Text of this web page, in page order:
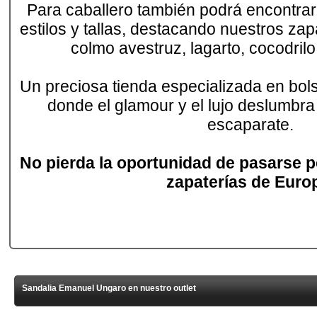
Para caballero también podrá
estilos y tallas, destacando nuestros
colmo avestruz, lagarto,
Un preciosa tienda especializada en
donde el glamour y el lujo
escaparate.
No pierda la oportunidad de pasarse
zapaterías de
Sandalia Emanuel Ungaro en nuestro outlet